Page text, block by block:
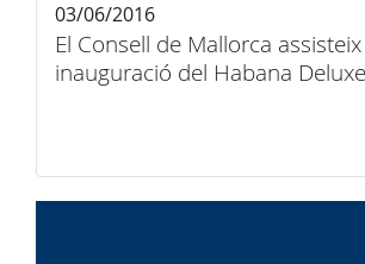
El Consell de Mallorca
inauguració del Habana
03/06/2016